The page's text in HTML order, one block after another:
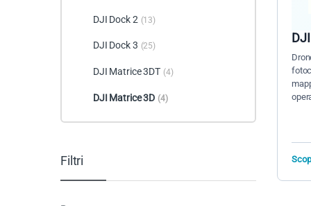
DJI Dock 2 (13)
DJI Dock 3 (25)
DJI Matrice 3DT (4)
DJI Matrice 3D (4)
Filtri